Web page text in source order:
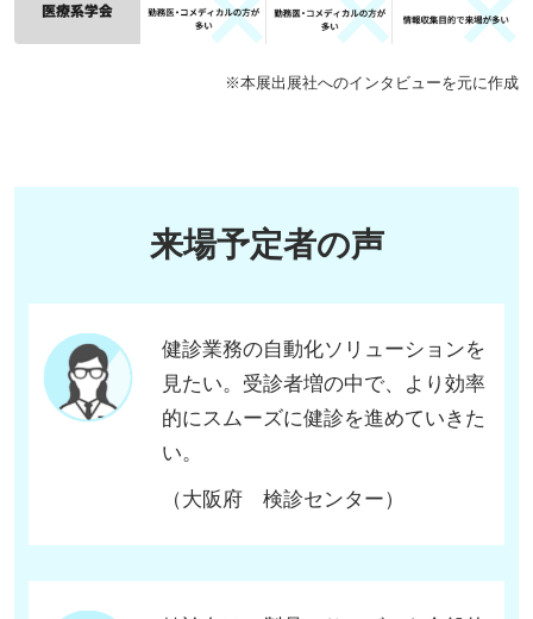
※本展出展社へのインタビューを元に作成
来場予定者の声
健診業務の自動化ソリューションを
見たい。受診者増の中で、より効率
的にスムーズに健診を進めていきた
い。
（大阪府 検診センター）